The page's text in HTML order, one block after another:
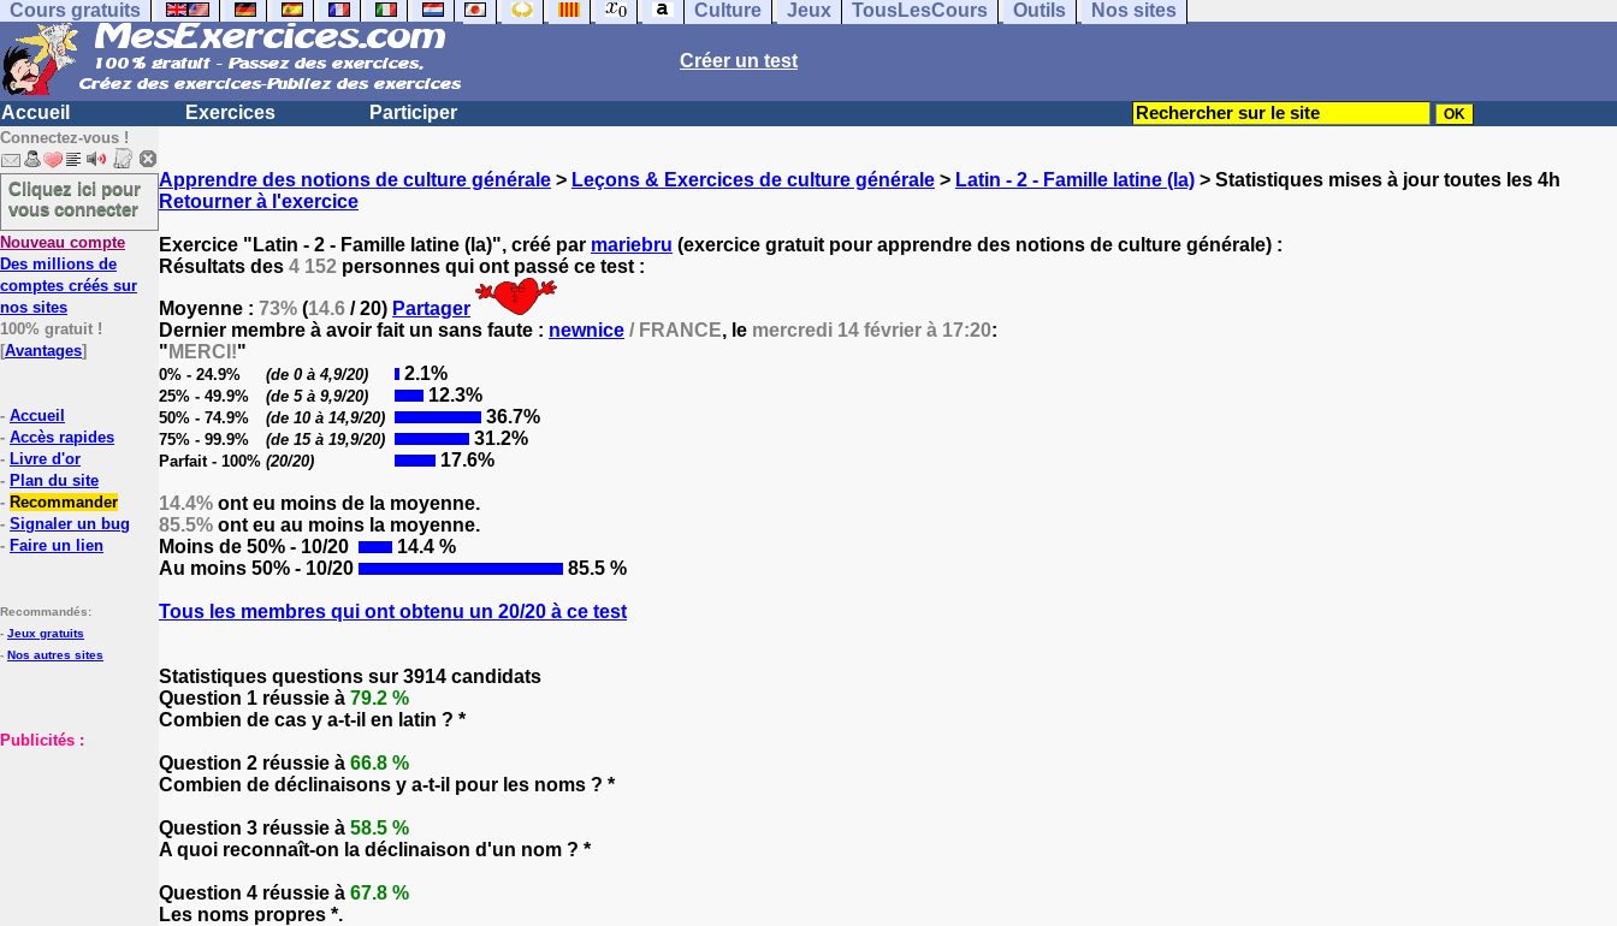
Cours gratuits Culture Jeux TousLesCours Outils Nos sites
Créer un test
Accueil Exercices Participer
Connectez-vous !
Cliquez ici pour
vous connecter
Nouveau compte
Des millions de
comptes créés sur
nos sites
100% gratuit !
[Avantages]
- Accueil
- Accès rapides
- Livre d'or
- Plan du site
- Recommander
- Signaler un bug
- Faire un lien
Recommandés:
- Jeux gratuits
- Nos autres sites
Publicités :
Apprendre des notions de culture générale > Leçons & Exercices de culture générale > Latin - 2 - Famille latine (la) > Statistiques mises à jour toutes les 4h
Retourner à l'exercice
Exercice "Latin - 2 - Famille latine (la)", créé par mariebru (exercice gratuit pour apprendre des notions de culture générale) :
Résultats des 4 152 personnes qui ont passé ce test :
Moyenne : 73% (14.6 / 20) Partager
Dernier membre à avoir fait un sans faute : newnice / FRANCE, le mercredi 14 février à 17:20:
" MERCI!"
0% - 24.9% (de 0 à 4,9/20) 2.1%
25% - 49.9% (de 5 à 9,9/20) 12.3%
50% - 74.9% (de 10 à 14,9/20) 36.7%
75% - 99.9% (de 15 à 19,9/20) 31.2%
Parfait - 100% (20/20) 17.6%
14.4% ont eu moins de la moyenne.
85.5% ont eu au moins la moyenne.
Moins de 50% - 10/20
14.4 %
Au moins 50% - 10/20
85.5 %
Tous les membres qui ont obtenu un 20/20 à ce test
Statistiques questions sur 3914 candidats
Question 1 réussie à 79.2 %
Combien de cas y a-t-il en latin ? *
Question 2 réussie à 66.8 %
Combien de déclinaisons y a-t-il pour les noms ? *
Question 3 réussie à 58.5 %
A quoi reconnaît-on la déclinaison d'un nom ? *
Question 4 réussie à 67.8 %
Les noms propres *.